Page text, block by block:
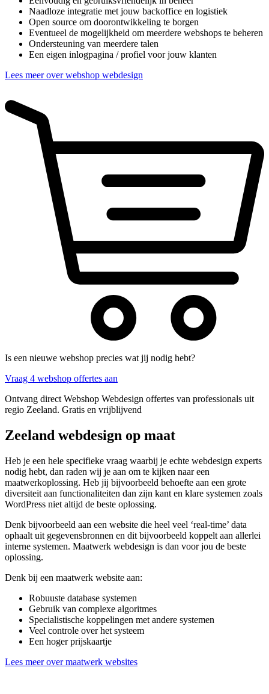
Naadloze integratie met jouw backoffice en logistiek
Open source om doorontwikkeling te borgen
Eventueel de mogelijkheid om meerdere webshops te beheren
Ondersteuning van meerdere talen
Een eigen inlogpagina / profiel voor jouw klanten
Lees meer over webshop webdesign
Is een nieuwe webshop precies wat jij nodig hebt?
Vraag 4 webshop offertes aan
Ontvang direct Webshop Webdesign offertes van professionals uit
regio Zeeland. Gratis en vrijblijvend
Zeeland webdesign op maat
Heb je een hele specifieke vraag waarbij je echte webdesign experts
nodig hebt, dan raden wij je aan om te kijken naar een
maatwerkoplossing. Heb jij bijvoorbeeld behoefte aan een grote
diversiteit aan functionaliteiten dan zijn kant en klare systemen zoals
WordPress niet altijd de beste oplossing.
Denk bijvoorbeeld aan een website die heel veel ‘real-time’ data
ophaalt uit gegevensbronnen en dit bijvoorbeeld koppelt aan allerlei
interne systemen. Maatwerk webdesign is dan voor jou de beste
oplossing.
Denk bij een maatwerk website aan:
Robuuste database systemen
Gebruik van complexe algoritmes
Specialistische koppelingen met andere systemen
Veel controle over het systeem
Een hoger prijskaartje
Lees meer over maatwerk websites